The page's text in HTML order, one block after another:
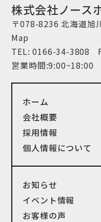
ホーム
会社概要
採用情報
個人情報について
お知らせ
イベント情報
お客様の声
株式会社ノース
〒078-8236 北海道旭
Map
TEL:0166-34-3808
営業時間:9:00~18:00